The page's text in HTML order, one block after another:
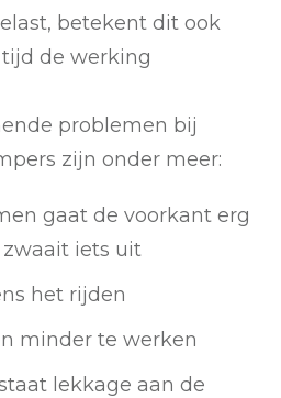
betekent dit ook
de werking
problemen bij
zijn onder meer:
gaat de voorkant erg
iets uit
het rijden
minder te werken
lekkage aan de